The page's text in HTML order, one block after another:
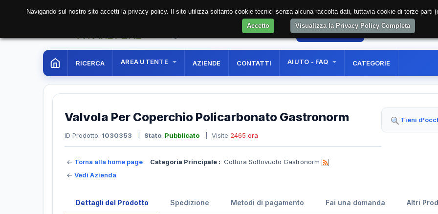
AREA RISERVATA REGISTRAZIONE
RICERCA AREA UTENTE AZIENDE CONTATTI AIUTO - FAQ CATEGORIE
Valvola Per Coperchio Policarbonato Gastronorm
ID Prodotto: 1030353 Stato: Pubblicato | Visite 2465 ora
← Torna alla home page
← Vedi Azienda
Categoria Principale : Cottura Sottovuoto Gastronorm
Tieni
Dettagli del Prodotto Spedizione Metodi di pagamento Fai una domanda Altri
Navigando sul nostro sito accetti la privacy policy. Il sito utilizza soltanto cookie tecnici senza alcuna raccolta dati, tuttavia cookie di terze parti
Accetto
Visualizza la Privacy Policy Completa